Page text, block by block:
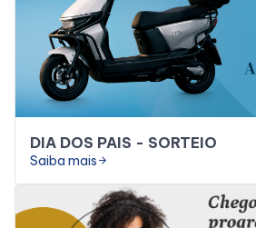
DIA DOS PAIS - SORTEIO
Saiba mais arrow_forward